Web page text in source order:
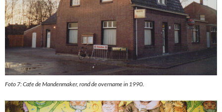
Foto 7: Cafe de Mandenmaker, rond de overname in 1990.